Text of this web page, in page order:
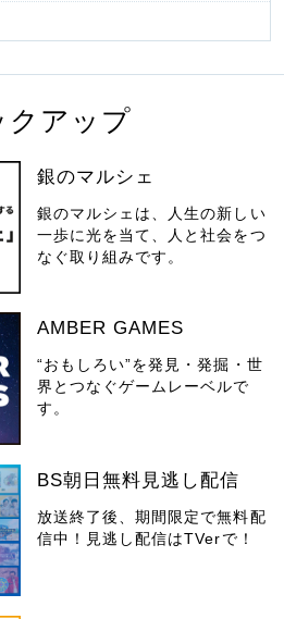
クアップ
銀のマルシェ
銀のマルシェは、人生の新しい
一歩に光を当て、人と社会をつ
なぐ取り組みです。
AMBER GAMES
“おもしろい”を発見・発掘・世
界とつなぐゲームレーベルで
す。
BS朝日無料見逃し配信
放送終了後、期間限定で無料配
信中！見逃し配信はTVerで！